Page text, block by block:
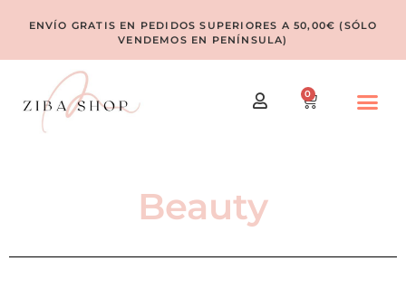
ENVÍO GRATIS EN PEDIDOS SUPERIORES A 50,00€ (SÓLO
VENDEMOS EN PENÍNSULA)
0
Beauty